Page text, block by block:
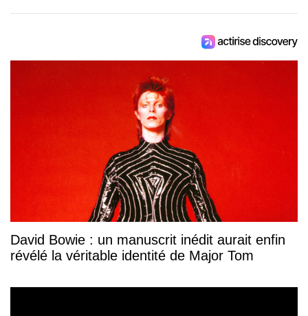
David Bowie : un manuscrit inédit aurait enfin
révélé la véritable identité de Major Tom